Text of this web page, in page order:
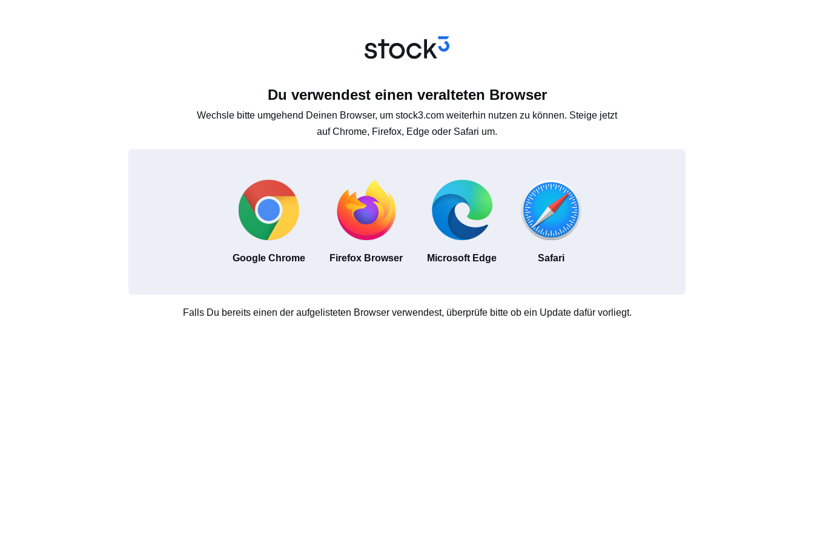
Du verwendest einen veralteten Browser
Wechsle bitte umgehend Deinen Browser, um stock3.com weiterhin nutzen zu können. Steige jetzt
auf Chrome, Firefox, Edge oder Safari um.
Google Chrome Firefox Browser Microsoft Edge Safari
Falls Du bereits einen der aufgelisteten Browser verwendest, überprüfe bitte ob ein Update dafür vorliegt.